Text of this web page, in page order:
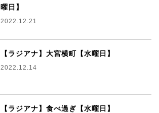
曜日】
2022.12.21
【ラジアナ】大宮横町【水曜日】
2022.12.14
【ラジアナ】食べ過ぎ【水曜日】